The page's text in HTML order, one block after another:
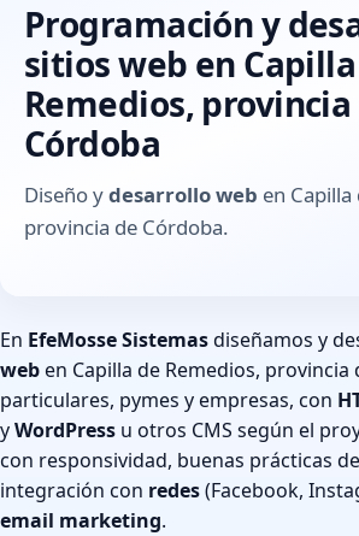
Programación y
sitios web en
Remedios, provincia
Córdoba
Diseño ydesarrollo web en Capilla
provincia de Córdoba.
En EfeMosse Sistemasdiseñamos y
weben Capilla de Remedios, provincia
particulares, pymes y empresas, con
yWordPress u otros CMS según el
con responsividad, buenas prácticas de
integración con redes(Facebook,
email marketing.